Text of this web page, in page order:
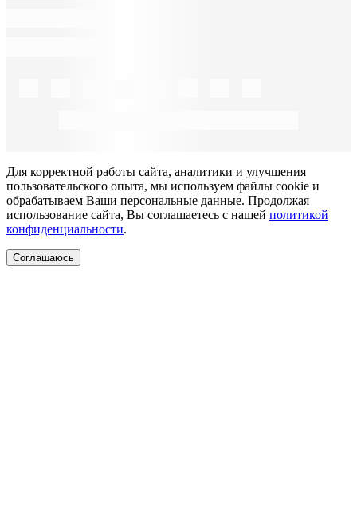
Для корректной работы сайта, аналитики и улучшения
пользовательского опыта, мы используем файлы cookie и
обрабатываем Ваши персональные данные. Продолжая
использование сайта, Вы соглашаетесь с нашей политикой
конфиденциальности.
Соглашаюсь